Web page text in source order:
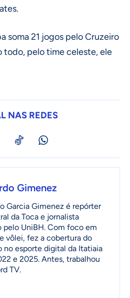
soma 21 jogos pelo Cruzeiro
todo, pelo time celeste, ele
NAS REDES
Gimenez
Garcia Gimenez é repórter
da Toca e jornalista
pelo UniBH. Com foco em
vôlei, fez a cobertura do
no esporte digital da Itatiaia
e 2025. Antes, trabalhou
TV.